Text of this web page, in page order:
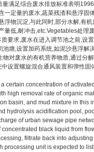
满足综合废水排放标准表明1996
一定量的废水,蔬菜残渣和悬浮
浮物沉淀,与此同时,部分水解,有
量低,耐冲击,etc.Vegetables处理
要求,废水在进入调节池之前,设
初池塘,设置加药系统,如泥沙悬浮
对废水的有机营养物质,通过分
统中设置螺旋混合通风装置和弹
certain concentration of
high removal rate of organic
basin, and mud mixture in
hydrolysis acidification pool,
of urban sewage pipe
black liquid from
filtrate back into
processing unit is expected to